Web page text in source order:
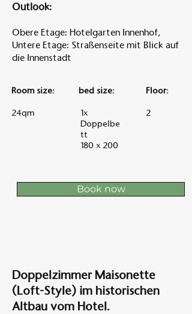
Outlook:
Obere Etage: Hotelgarten Innenhof,
Untere Etage: Straßenseite mit Blick auf
die Innenstadt
Room size:
24qm
bed size:
1x
Doppelbe
tt
180 x 200
Floor:
2
Book now
Doppelzimmer Maisonette
(Loft-Style) im historischen
Altbau vom Hotel.